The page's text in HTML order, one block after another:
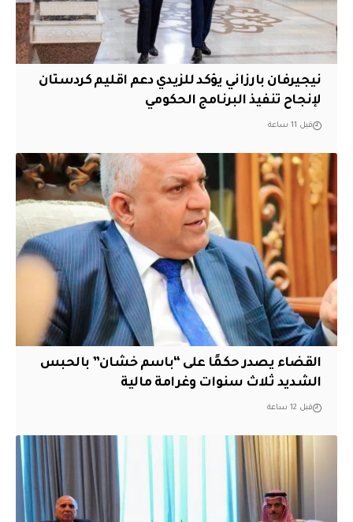
نيجيرفان بارزاني يؤكد للزيدي دعم اقليم ‏كردستان
لإنجاح تنفيذ البرنامج الحكومي
قبل 11 ساعة
القضاء يصدر حكمًا على “باسم خشان” بالحبس
الشديد ثلاث سنوات وغرامة مالية
قبل 12 ساعة